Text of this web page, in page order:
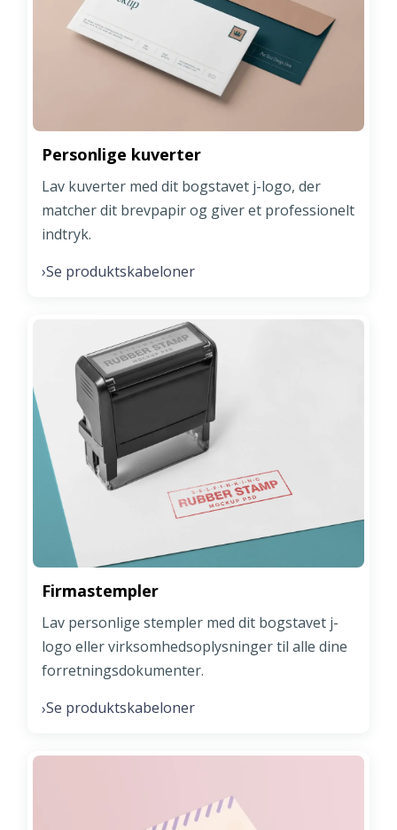
Personlige kuverter
Lav kuverter med dit bogstavet j-logo, der
matcher dit brevpapir og giver et professionelt
indtryk.
›Se produktskabeloner
Firmastempler
Lav personlige stempler med dit bogstavet j-
logo eller virksomhedsoplysninger til alle dine
forretningsdokumenter.
›Se produktskabeloner